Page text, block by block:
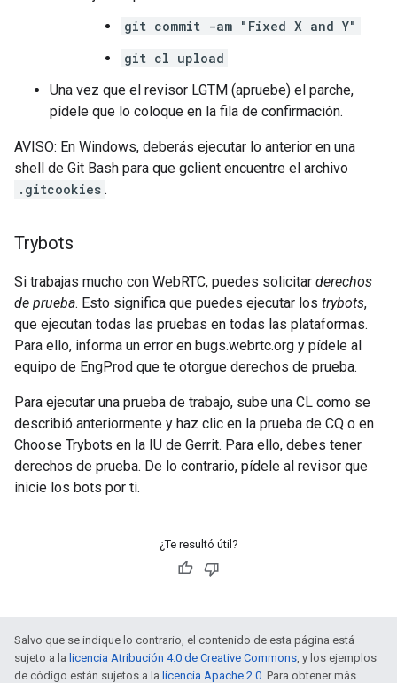
git commit -am "Fixed X and Y"
git cl upload
Una vez que el revisor LGTM (apruebe) el parche,
pídele que lo coloque en la fila de confirmación.
AVISO: En Windows, deberás ejecutar lo anterior en una
shell de Git Bash para que gclient encuentre el archivo
.gitcookies .
Trybots
Si trabajas mucho con WebRTC, puedes solicitar derechos
de prueba. Esto significa que puedes ejecutar los trybots,
que ejecutan todas las pruebas en todas las plataformas.
Para ello, informa un error en bugs.webrtc.org y pídele al
equipo de EngProd que te otorgue derechos de prueba.
Para ejecutar una prueba de trabajo, sube una CL como se
describió anteriormente y haz clic en la prueba de CQ o en
Choose Trybots en la IU de Gerrit. Para ello, debes tener
derechos de prueba. De lo contrario, pídele al revisor que
inicie los bots por ti.
¿Te resultó útil?
Salvo que se indique lo contrario, el contenido de esta página está
sujeto a la licencia Atribución 4.0 de Creative Commons, y los ejemplos
de código están sujetos a la licencia Apache 2.0. Para obtener más